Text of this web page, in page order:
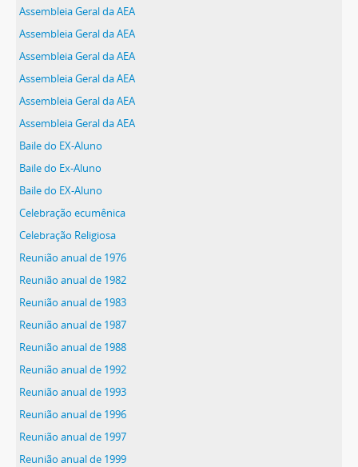
Assembleia Geral da AEA
Assembleia Geral da AEA
Assembleia Geral da AEA
Assembleia Geral da AEA
Assembleia Geral da AEA
Assembleia Geral da AEA
Baile do EX-Aluno
Baile do Ex-Aluno
Baile do EX-Aluno
Celebração ecumênica
Celebração Religiosa
Reunião anual de 1976
Reunião anual de 1982
Reunião anual de 1983
Reunião anual de 1987
Reunião anual de 1988
Reunião anual de 1992
Reunião anual de 1993
Reunião anual de 1996
Reunião anual de 1997
Reunião anual de 1999